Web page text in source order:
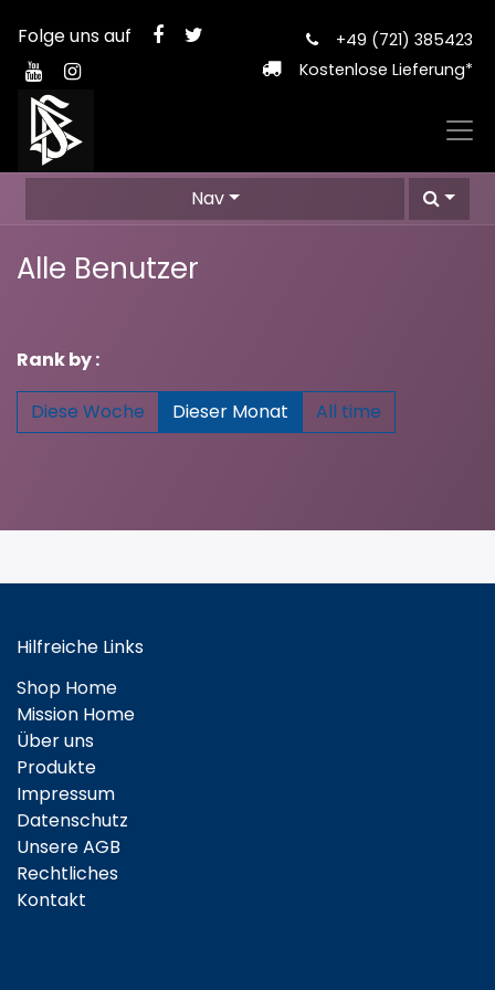
Folge uns auf
+49 (721) 385423
Kostenlose Lieferung*
Nav
Alle Benutzer
Rank by :
Diese Woche Dieser Monat All time
Hilfreiche Links
Shop Home
Mission Home
Über uns
Produkte
Impressum
Datenschutz
Unsere AGB
Rechtliches
Kontakt